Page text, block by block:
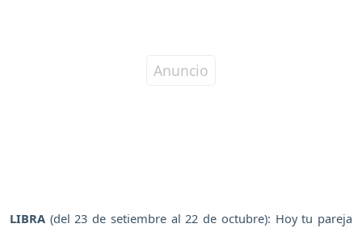
LIBRA (del 23 de setiembre al 22 de octubre): Hoy tu pareja